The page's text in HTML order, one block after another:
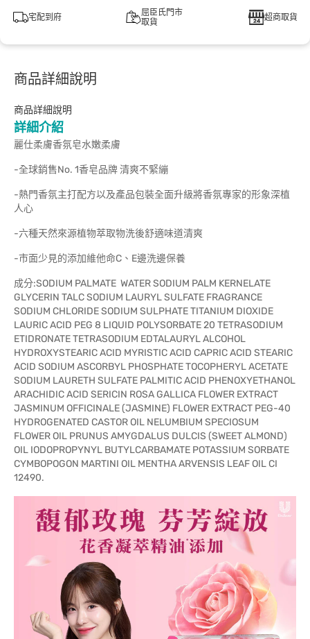
宅配到府
屈臣氏門市
取貨
超商取貨
商品詳細說明
商品詳細說明
詳細介紹
麗仕柔膚香氛皂水嫩柔膚
-全球銷售No. 1香皂品牌 清爽不緊繃
-熱門香氛主打配方以及產品包裝全面升級將香氛專家的形象深植
人心
-六種天然來源植物萃取物洗後舒適味道清爽
-市面少見的添加維他命C、E邊洗邊保養
成分:SODIUM PALMATE WATER SODIUM PALM KERNELATE
GLYCERIN TALC SODIUM LAURYL SULFATE FRAGRANCE
SODIUM CHLORIDE SODIUM SULPHATE TITANIUM DIOXIDE
LAURIC ACID PEG 8 LIQUID POLYSORBATE 20 TETRASODIUM
ETIDRONATE TETRASODIUM EDTALAURYL ALCOHOL
HYDROXYSTEARIC ACID MYRISTIC ACID CAPRIC ACID STEARIC
ACID SODIUM ASCORBYL PHOSPHATE TOCOPHERYL ACETATE
SODIUM LAURETH SULFATE PALMITIC ACID PHENOXYETHANOL
ARACHIDIC ACID SERICIN ROSA GALLICA FLOWER EXTRACT
JASMINUM OFFICINALE (JASMINE) FLOWER EXTRACT PEG-40
HYDROGENATED CASTOR OIL NELUMBIUM SPECIOSUM
FLOWER OIL PRUNUS AMYGDALUS DULCIS (SWEET ALMOND)
OIL IODOPROPYNYL BUTYLCARBAMATE POTASSIUM SORBATE
CYMBOPOGON MARTINI OIL MENTHA ARVENSIS LEAF OIL CI
12490.